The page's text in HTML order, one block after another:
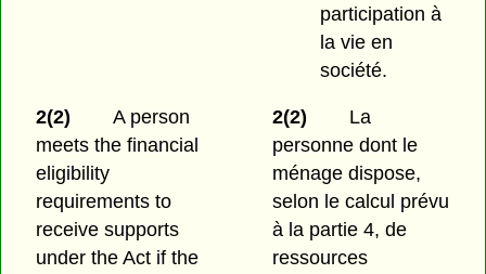
participation à
la vie en
société.
2(2)
A person
meets the financial
eligibility
requirements to
receive supports
under the Act if the
2(2)
La
personne dont le
ménage dispose,
selon le calcul prévu
à la partie 4, de
ressources